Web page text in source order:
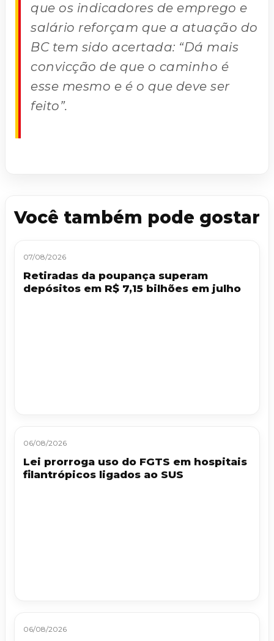
que os indicadores de emprego e
salário reforçam que a atuação do
BC tem sido acertada: “Dá mais
convicção de que o caminho é
esse mesmo e é o que deve ser
feito”.
Você também pode gostar
07/08/2026
Retiradas da poupança superam
depósitos em R$ 7,15 bilhões em julho
06/08/2026
Lei prorroga uso do FGTS em hospitais
filantrópicos ligados ao SUS
06/08/2026